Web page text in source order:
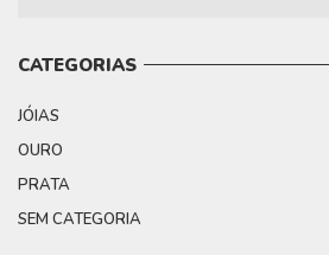
CATEGORIAS
JÓIAS
OURO
PRATA
SEM CATEGORIA